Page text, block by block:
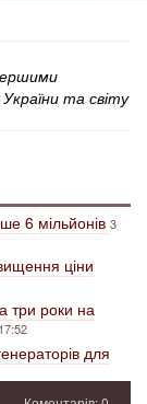
та світу
6 мільйонів 3
ціни
три роки на
для